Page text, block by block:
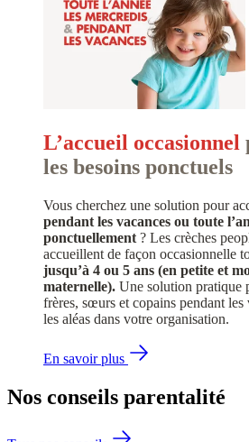
L’accueil occasionnel
les besoins ponctuels
Vous cherchez une solution pour
pendant les vacances ou toute
ponctuellement ? Les crèches
accueillent de façon occasionnelle
jusqu’à 4 ou 5 ans (en petite et
maternelle). Une solution pratique
frères, sœurs et copains pendant les
les aléas dans votre organisation.
En savoir plus
Nos conseils parentalité